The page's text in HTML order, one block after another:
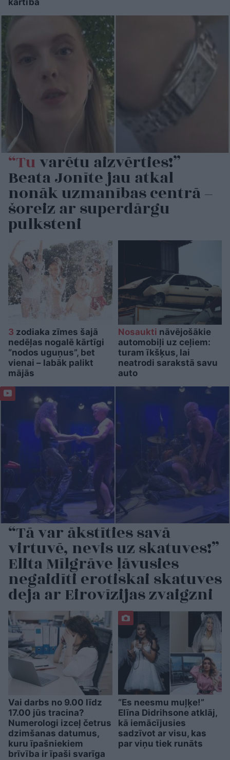
kārtībā
“Tuvarētu aizvērties!”
Beata Jonīte jau atkal
nonāk uzmanības centrā –
šoreiz ar superdārgu
pulksteni
3 zodiaka zīmes šajā
nedēļas nogalē kārtīgi
“nodos uguņus”, bet
vienai – labāk palikt
mājās
Nosaukti nāvējošākie
automobiļi uz ceļiem:
turam īkšķus, lai
neatrodi sarakstā savu
auto
“Tā var ākstīties savā
virtuvē, nevis uz skatuves!”
Elita Mīlgrāve ļāvusies
negaidīti erotiskai skatuves
deja ar Eirovīzijas zvaigzni
Vai darbs no 9.00 līdz
17.00 jūs tracina?
Numerologi izceļ četrus
dzimšanas datumus,
kuru īpašniekiem
brīvība ir īpaši svarīga
“Es neesmu muļķe!”
Elīna Didrihsone atklāj,
kā iemācījusies
sadzīvot ar visu, kas
par viņu tiek runāts